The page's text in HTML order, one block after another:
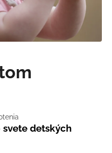
detských